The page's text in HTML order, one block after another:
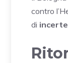
contro
di